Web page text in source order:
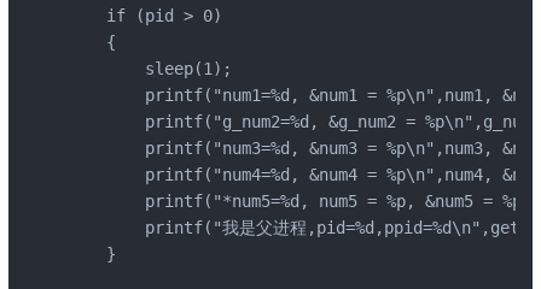
    if (pid > 0)
    {
        sleep(1);
printf("num1=%d, &num1 = %p\n",num1,
printf("g_num2=%d, &g_num2 =
printf("num3=%d, &num3 = %p\n",num3,
printf("num4=%d, &num4 = %p\n",num4,
printf("*num5=%d, num5 = %p, &num5 =
printf("我是父进程
    }